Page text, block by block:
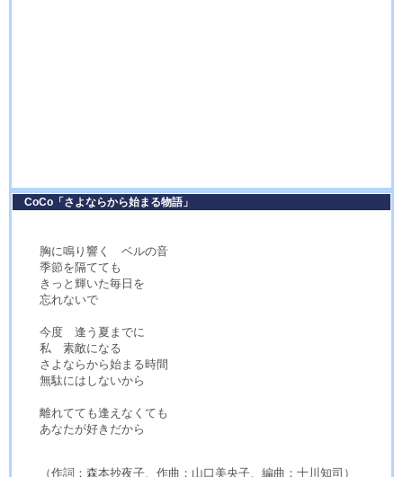
CoCo「さよならから始まる物語」
胸に鳴り響く ベルの音
季節を隔てても
きっと輝いた毎日を
忘れないで
今度 逢う夏までに
私 素敵になる
さよならから始まる時間
無駄にはしないから
離れてても逢えなくても
あなたが好きだから
（作詞：森本抄夜子、作曲：山口美央子、編曲：十川知司）